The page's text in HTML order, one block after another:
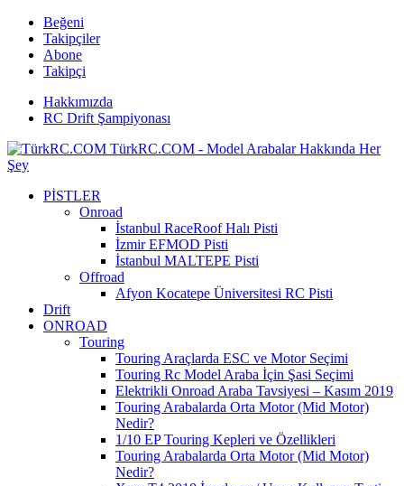
Beğeni
Takipçiler
Abone
Takipçi
Hakkımızda
RC Drift Şampiyonası
TürkRC.COM - Model Arabalar Hakkında Her
Şey
PİSTLER
Onroad
İstanbul RaceRoof Halı Pisti
İzmir EFMOD Pisti
İstanbul MALTEPE Pisti
Offroad
Afyon Kocatepe Üniversitesi RC Pisti
Drift
ONROAD
Touring
Touring Araçlarda ESC ve Motor Seçimi
Touring Rc Model Araba İçin Şasi Seçimi
Elektrikli Onroad Araba Tavsiyesi – Kasım 2019
Touring Arabalarda Orta Motor (Mid Motor)
Nedir?
1/10 EP Touring Kepleri ve Özellikleri
Touring Arabalarda Orta Motor (Mid Motor)
Nedir?